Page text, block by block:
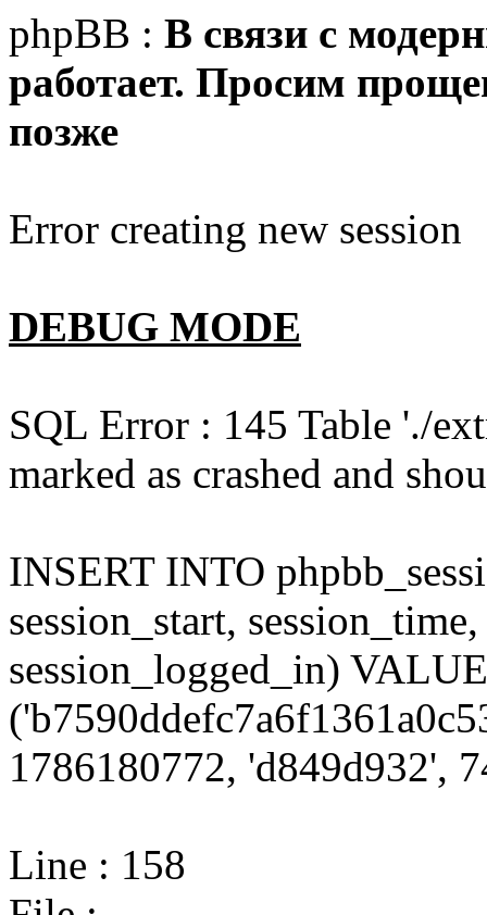
phpBB : В связи с
работает. Просим
позже
Error creating new session
DEBUG MODE
SQL Error : 145 Table './
marked as crashed and
INSERT INTO
session_start,
session_logged_in)
1786180772, 'd849d932',
Line : 158